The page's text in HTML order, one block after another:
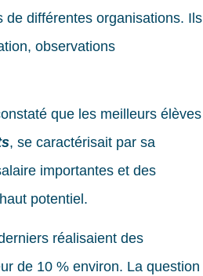
de différentes organisations. Ils
observations
que les meilleurs élèves
, se caractérisait par sa
importantes et des
potentiel.
réalisaient des
de 10 % environ. La question